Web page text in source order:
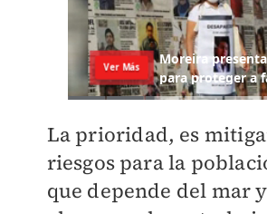
La prioridad, es
riesgos para la
que depende del mar